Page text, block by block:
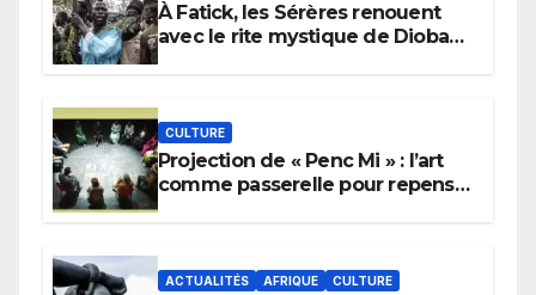
À Fatick, les Sérères renouent
avec le rite mystique de Diobaye
CULTURE
Projection de « Penc Mi » : l’art
comme passerelle pour repenser
ACTUALITÉS AFRIQUE CULTURE